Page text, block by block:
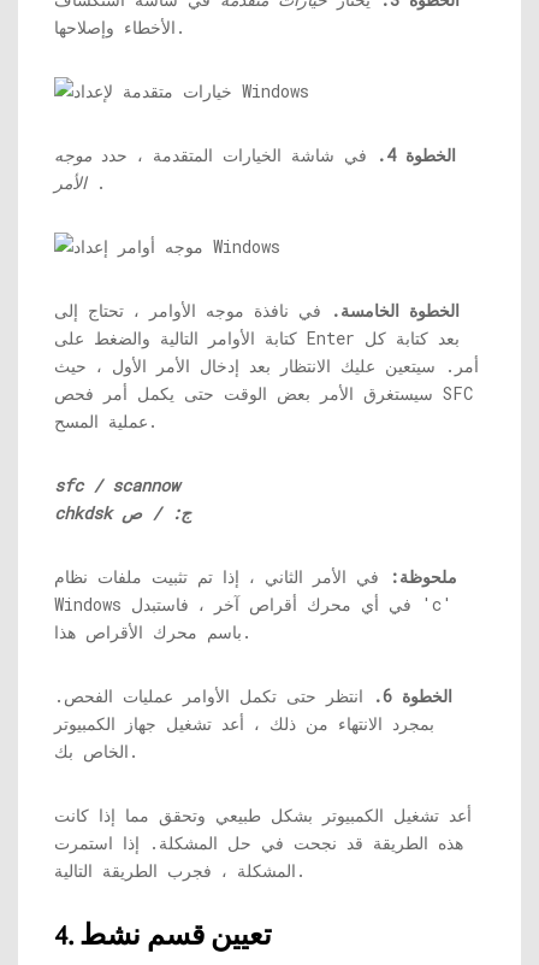
الأخطاء وإصلاحها.
الخطوة 4. في شاشة الخيارات المتقدمة ، حدد موجه
الأمر.
الخطوة الخامسة.
في نافذة موجه الأوامر ، تحتاج إلى
كتابة الأوامر التالية والضغط على Enter بعد كتابة كل
أمر. سيتعين عليك الانتظار بعد إدخال الأمر الأول ، حيث
سيستغرق الأمر بعض الوقت حتى يكمل أمر فحص SFC
عملية المسح.
sfc / scannow
chkdsk ج: / ص
ملحوظة:
في الأمر الثاني ، إذا تم تثبيت ملفات نظام
Windows في أي محرك أقراص آخر ، فاستبدل 'c'
باسم محرك الأقراص هذا.
الخطوة 6.
انتظر حتى تكمل الأوامر عمليات الفحص.
بمجرد الانتهاء من ذلك ، أعد تشغيل جهاز الكمبيوتر
الخاص بك.
أعد تشغيل الكمبيوتر بشكل طبيعي وتحقق مما إذا كانت
هذه الطريقة قد نجحت في حل المشكلة. إذا استمرت
المشكلة ، فجرب الطريقة التالية.
4. تعيين قسم نشط